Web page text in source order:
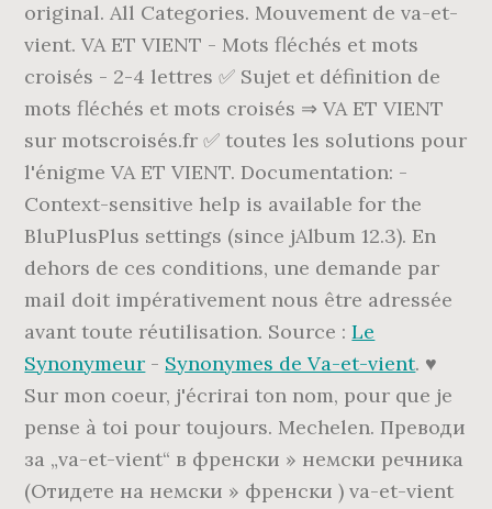
Le
Synonymeur - Synonymes de Va-et-vient. ♥
Sur mon coeur, j'écrirai ton nom, pour que je
pense à toi pour toujours. Mechelen. Преводи
за „va-et-vient“ в френски » немски речника
(Отидете на немски » френски ) va-et-vient